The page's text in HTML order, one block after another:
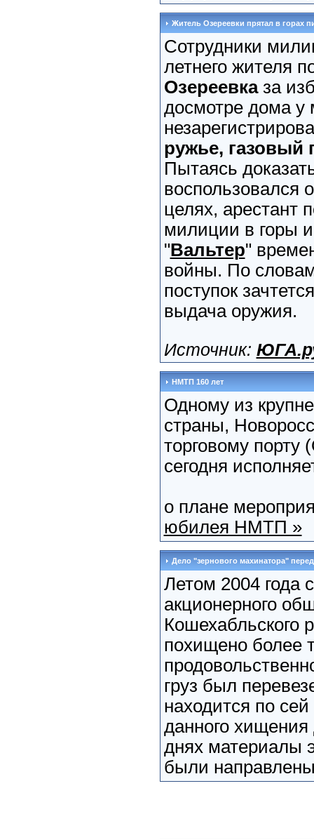
Житель Озереевки прятал в горах
Сотрудники
летнего жителя
Озереевказа
досмотре дома
ружье, газовый
Пытаясь
воспользовался
целях, арестант
милиции в горы
"Вальтер"
войны. По
поступок
выдача оружия.
Источник:
НМТП 160 лет
Одному из
страны,
торговому
сегодня
о плане
юбилея НМТП »
Дело "зернового махинатора"
Летом 2004 года
акционерного
Кошехабльского
похищено более
груз был
находится по
данного хищения
днях материалы
были